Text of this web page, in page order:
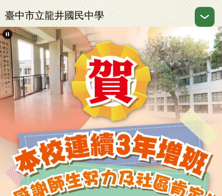
跳
到
主
要
內
容
區
臺中市立龍井國民中學